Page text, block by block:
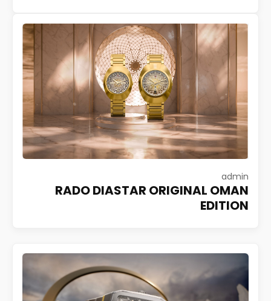
بوتيك أحمد صديقي…اقرأ المزيد
admin
RADO DIASTAR ORIGINAL OMAN
EDITION